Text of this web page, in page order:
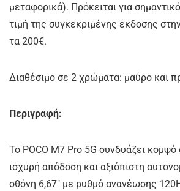
μεταφορικά). Πρόκειται για
τιμή της συγκεκριμένης έκδοσης
τα 200€.
Διαθέσιμο σε 2 χρώματα: μαύρο και
Περιγραφή:
Το POCO M7 Pro 5G συνδυάζει κομψό
ισχυρή απόδοση και αξιόπιστη
οθόνη 6,67″ με ρυθμό ανανέωσης